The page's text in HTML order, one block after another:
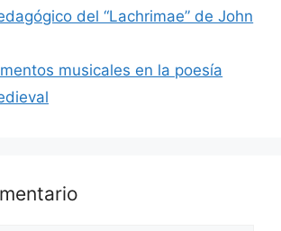
del “Lachrimae” de John
musicales en la poesía